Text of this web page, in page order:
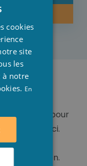
mixte pour
trouverez ici.
idéal
installation.
ENGLISH
cookies
site
les
à notre
En